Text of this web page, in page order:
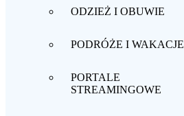
ODZIEŻ I OBUWIE
PODRÓŻE I WAKACJE
PORTALE
STREAMINGOWE